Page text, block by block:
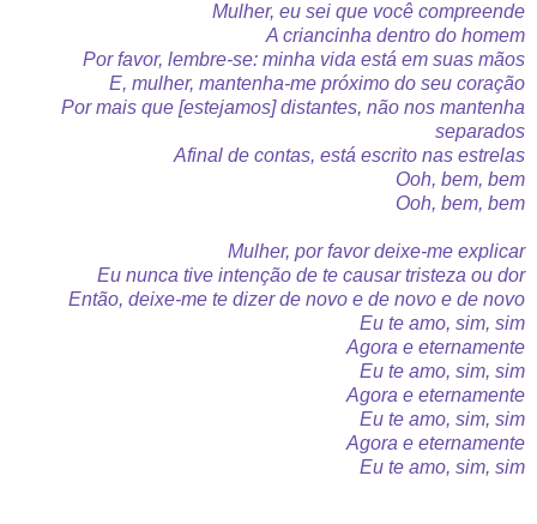
Mulher, eu sei que você compreende
A criancinha dentro do homem
Por favor, lembre-se: minha vida está em suas mãos
E, mulher, mantenha-me próximo do seu coração
Por mais que [estejamos] distantes, não nos mantenha
separados
Afinal de contas, está escrito nas estrelas
Ooh, bem, bem
Ooh, bem, bem
Mulher, por favor deixe-me explicar
Eu nunca tive intenção de te causar tristeza ou dor
Então, deixe-me te dizer de novo e de novo e de novo
Eu te amo, sim, sim
Agora e eternamente
Eu te amo, sim, sim
Agora e eternamente
Eu te amo, sim, sim
Agora e eternamente
Eu te amo, sim, sim